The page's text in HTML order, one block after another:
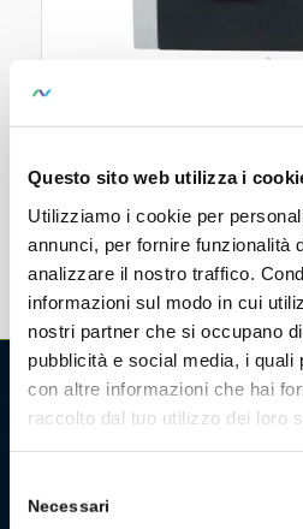
Questo sito web utilizza i
Utilizziamo i cookie per
annunci, per fornire funzionalità
analizzare il nostro traffico.
informazioni sul modo in cui
nostri partner che si occupano
pubblicità e social media, i quali
con altre informazioni che hai
raccolto dal tuo utilizzo dei loro
delNecessari
14.5 cm (5.7 inch)
CHI SIAMO
settore della misura e del